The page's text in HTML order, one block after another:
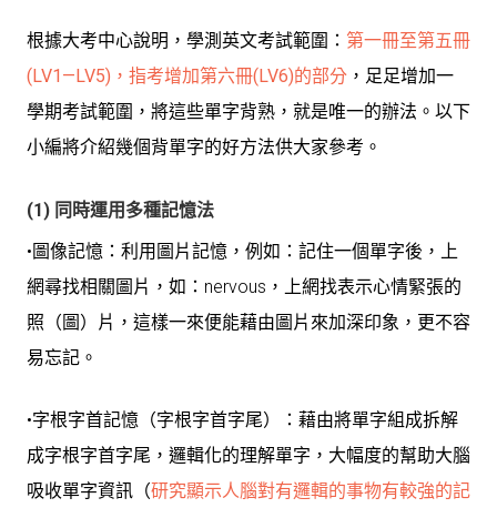
根據大考中心說明，學測英文考試範圍： 第一冊至第五冊
(LV1—LV5)，指考增加第六冊(LV6)的部分 ，足足增加一
學期考試範圍，將這些單字背熟，就是唯一的辦法。以下
小編將介紹幾個背單字的好方法供大家參考。
(1) 同時運用多種記憶法
•圖像記憶：利用圖片記憶，例如：記住一個單字後，上
網尋找相關圖片，如：nervous，上網找表示心情緊張的
照（圖）片，這樣一來便能藉由圖片來加深印象，更不容
易忘記。
•字根字首記憶（字根字首字尾）：藉由將單字組成拆解
成字根字首字尾，邏輯化的理解單字，大幅度的幫助大腦
吸收單字資訊 （研究顯示人腦對有邏輯的事物有較強的記